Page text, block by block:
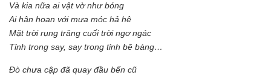
Và kia nữa ai vật vờ như bóng
Ai hân hoan với mưa móc hả hê
Mặt trời rụng trăng cuối trời ngơ ngác
Tỉnh trong say, say trong tỉnh bẽ bàng…
Đò chưa cập đã quay đầu bến cũ